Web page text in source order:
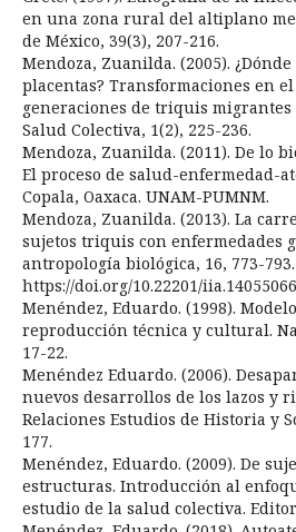
en una zona rural del altiplano
de México, 39(3), 207-216.
Mendoza, Zuanilda. (2005).
placentas? Transformaciones en
generaciones de triquis migrantes
Salud Colectiva, 1(2), 225-236.
Mendoza, Zuanilda. (2011). De lo
El proceso de salud-enfermedad-
Copala, Oaxaca. UNAM-PUMNM.
Mendoza, Zuanilda. (2013). La
sujetos triquis con enfermedades
antropología biológica, 16, 773-793.
https://doi.org/10.22201/
Menéndez, Eduardo. (1998).
reproducción técnica y cultural.
17-22.
Menéndez Eduardo. (2006).
nuevos desarrollos de los lazos y
Relaciones Estudios de Historia y
177.
Menéndez, Eduardo. (2009). De
estructuras. Introducción al
estudio de la salud colectiva.